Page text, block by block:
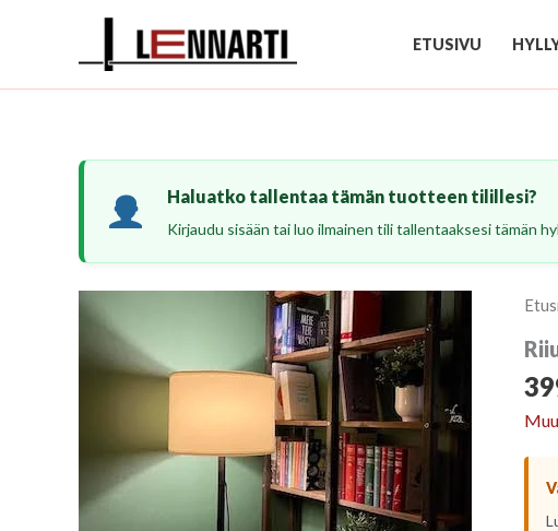
ETUSIVU
Haluatko tallentaa tämän tuotteen tilillesi?
Kirjaudu sisään tai luo ilmainen tili tallentaaksesi tämän